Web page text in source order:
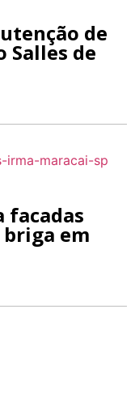
de
Salles de
facadas
em